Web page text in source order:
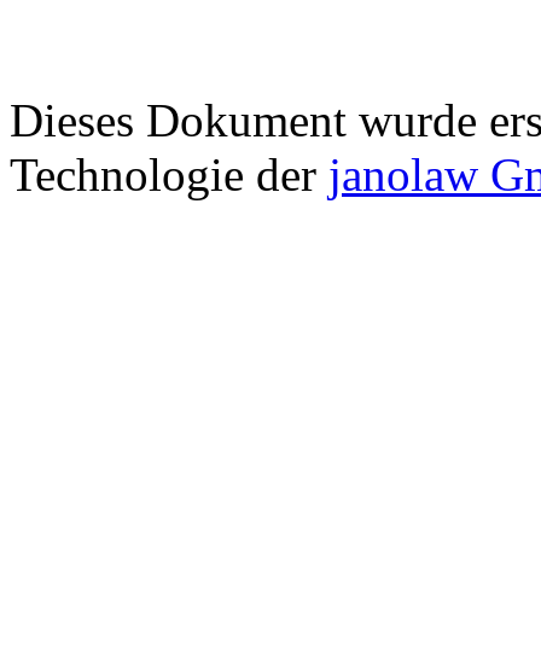
Dieses Dokument wurde
Technologie der janolaw